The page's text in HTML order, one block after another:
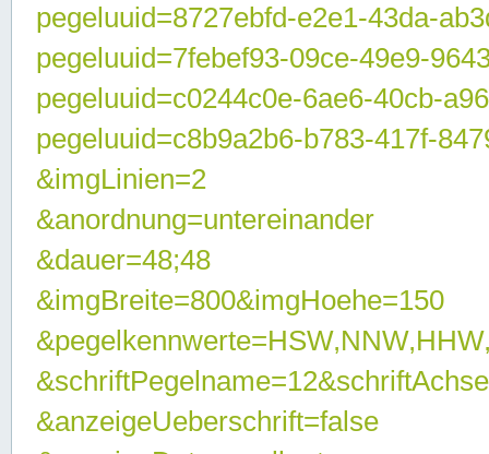
pegeluuid=8727ebfd-e2e1-43da-
pegeluuid=7febef93-09ce-49e9-
pegeluuid=c0244c0e-6ae6-40cb-
pegeluuid=c8b9a2b6-b783-417f-
&imgLinien=2
&anordnung=untereinander
&dauer=48;48
&imgBreite=800&imgHoehe=150
&anzeigeUeberschrift=false